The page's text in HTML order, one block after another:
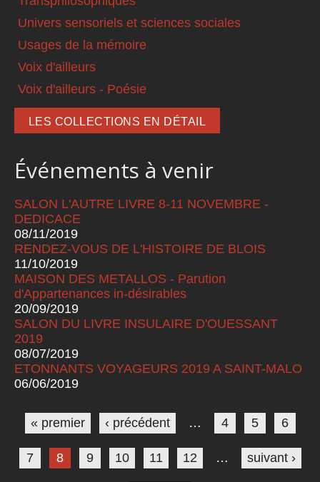
Univers sensoriels et sciences sociales
Usages de la mémoire
Voix d'ailleurs
Voix d'ailleurs - Poésie
LES COLLECTIONS EN DÉTAIL
Événements à venir
SALON L'AUTRE LIVRE 8-11 NOVEMBRE -
DEDICACE
08/11/2019
RENDEZ-VOUS DE L'HISTOIRE DE BLOIS
11/10/2019
MAISON DES METALLOS - Parution
d'Appartenances in-désirables
20/09/2019
SALON DU LIVRE INSULAIRE D'OUESSANT
2019
08/07/2019
ETONNANTS VOYAGEURS 2019 A SAINT-MALO
06/06/2019
Pages
« premier ‹ précédent … 4 5 6
7 8 9 10 11 12 … suivant ›